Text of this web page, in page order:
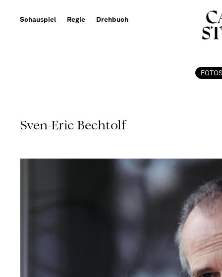
Schauspiel Regie Drehbuch
Sven-Eric Bechtolf